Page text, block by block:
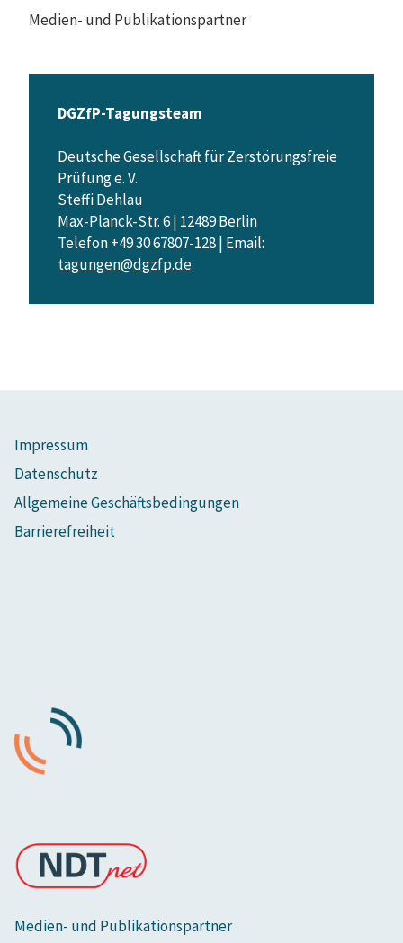
Medien- und Publikationspartner
DGZfP-Tagungsteam
Deutsche Gesellschaft für Zerstörungsfreie
Prüfung e. V.
Steffi Dehlau
Max-Planck-Str. 6 | 12489 Berlin
Telefon +49 30 67807-128 | Email:
tagungen@dgzfp.de
Impressum
Datenschutz
Allgemeine Geschäftsbedingungen
Barrierefreiheit
Medien- und Publikationspartner